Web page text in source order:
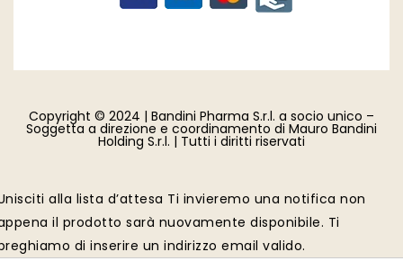
Copyright © 2024 | Bandini Pharma S.r.l. a socio unico –
Soggetta a direzione e coordinamento di Mauro Bandini
Holding S.r.l. | Tutti i diritti riservati
alla lista d’attesa Ti invieremo una notifica non
il prodotto sarà nuovamente disponibile. Ti
di inserire un indirizzo email valido.